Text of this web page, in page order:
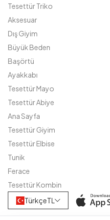
Tesettür Triko
Aksesuar
Dış Giyim
Büyük Beden
Başörtü
Ayakkabı
Tesettür Mayo
Tesettür Abiye
Ana Sayfa
Tesettür Giyim
Tesettür Elbise
Tunik
Ferace
Tesettür Kombin
TürkçeTL